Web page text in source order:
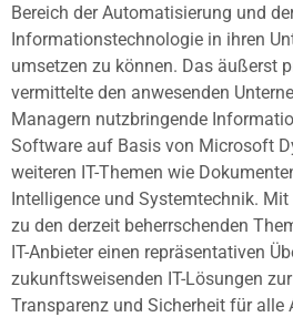
Bereich der Automatisierung und
Informationstechnologie in ihren
umsetzen zu können. Das äußerst
vermittelte den anwesenden
Managern nutzbringende
Software auf Basis von Microsoft
weiteren IT-Themen wie
Intelligence und Systemtechnik.
zu den derzeit beherrschenden
IT-Anbieter einen repräsentativen
zukunftsweisenden IT-Lösungen
Transparenz und Sicherheit für alle